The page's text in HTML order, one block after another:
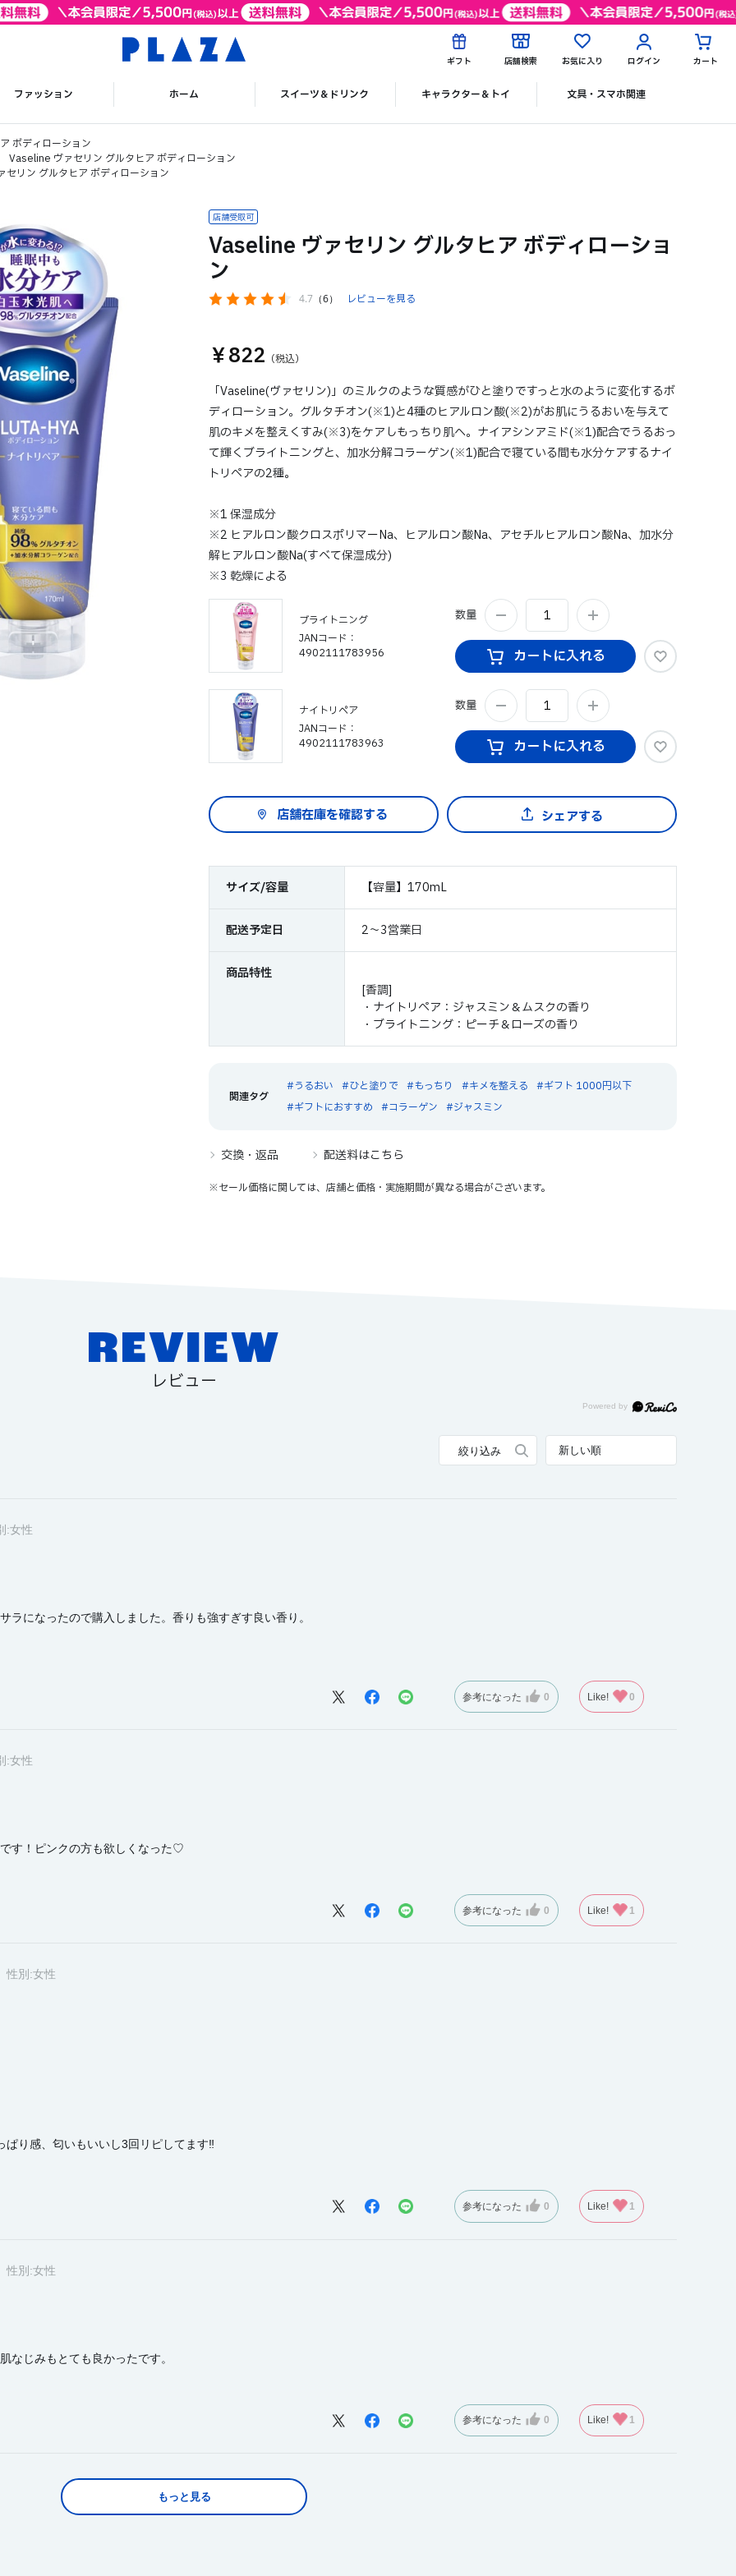
ギフト 店舗検索 お気に入り ログイン カート
ファッション ホーム スイーツ＆ドリンク キャラクター＆トイ 文具・スマホ関連
ボディローション
Vaseline ヴァセリン グルタヒア ボディローション
リン グルタヒア ボディローション
Vaseline ヴァセリン グルタヒア ボディローショ
ン
4.7 （6） レビューを見る
￥822
「Vaseline(ヴァセリン)」のミルクのような質感がひと塗りですっと水のように変化するボ
ディローション。グルタチオン(※1)と4種のヒアルロン酸(※2)がお肌にうるおいを与えて
肌のキメを整えくすみ(※3)をケアしもっちり肌へ。ナイアシンアミド(※1)配合でうるおっ
て輝くブライトニングと、加水分解コラーゲン(※1)配合で寝ている間も水分ケアするナイ
トリペアの2種。
※1 保湿成分
※2 ヒアルロン酸クロスポリマーNa、ヒアルロン酸Na、アセチルヒアルロン酸Na、加水分
解ヒアルロン酸Na(すべて保湿成分)
※3 乾燥による
ブライトニング
JANコード
4902111783956
数量
カートに入れる
ナイトリペア
JANコード
4902111783963
数量
カートに入れる
シェアする
サイズ/容量 【容量】170mL
配送予定日 2～3営業日
商品特性
[香調]
・ナイトリペア：ジャスミン＆ムスクの香り
・ブライトニング：ピーチ＆ローズの香り
うるおい ひと塗りで もっちり キメを整える
ギフト 1000円以下
ギフトにおすすめ
コラーゲン ジャスミン
交換・返品 配送料はこちら
※セール価格に関しては、店舗と価格・実施期間が異なる場合がございます。
REVIEW
レビュー
絞り込み 表示：新しい順
:女性
になったので購入しました。香りも強すぎす良い香り。
参考になった 0 Like! 0
:女性
す！ピンクの方も欲しくなった♡
参考になった 0 Like! 1
性別:女性
り感、匂いもいいし3回リピしてます‼️
参考になった 0 Like! 1
性別:女性
なじみもとても良かったです。
参考になった 0 Like! 1
もっと見る